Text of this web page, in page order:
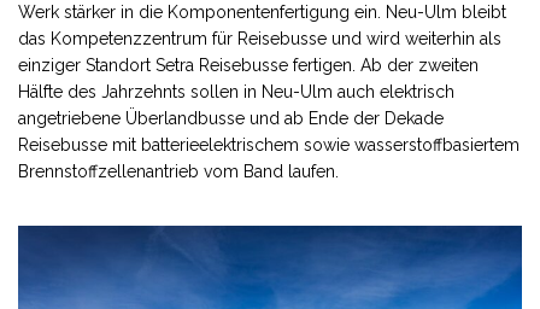
Werk stärker in die Komponentenfertigung ein. Neu-Ulm bleibt
das Kompetenzzentrum für Reisebusse und wird weiterhin als
einziger Standort Setra Reisebusse fertigen. Ab der zweiten
Hälfte des Jahrzehnts sollen in Neu-Ulm auch elektrisch
angetriebene Überlandbusse und ab Ende der Dekade
Reisebusse mit batterieelektrischem sowie wasserstoffbasiertem
Brennstoffzellenantrieb vom Band laufen.